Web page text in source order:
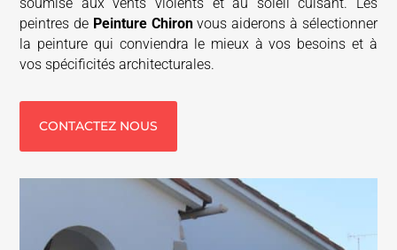
soumise aux vents violents et au soleil cuisant. Les
peintres de Peinture Chironvous aiderons à sélectionner
la peinture qui conviendra le mieux à vos besoins et à
vos spécificités architecturales.
CONTACTEZ NOUS